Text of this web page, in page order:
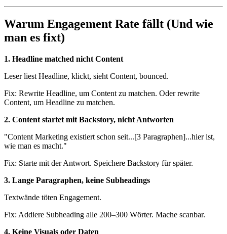
Warum Engagement Rate fällt (Und wie
man es fixt)
1. Headline matched nicht Content
Leser liest Headline, klickt, sieht Content, bounced.
Fix: Rewrite Headline, um Content zu matchen. Oder rewrite
Content, um Headline zu matchen.
2. Content startet mit Backstory, nicht Antworten
"Content Marketing existiert schon seit...[3 Paragraphen]...hier ist,
wie man es macht."
Fix: Starte mit der Antwort. Speichere Backstory für später.
3. Lange Paragraphen, keine Subheadings
Textwände töten Engagement.
Fix: Addiere Subheading alle 200–300 Wörter. Mache scanbar.
4. Keine Visuals oder Daten